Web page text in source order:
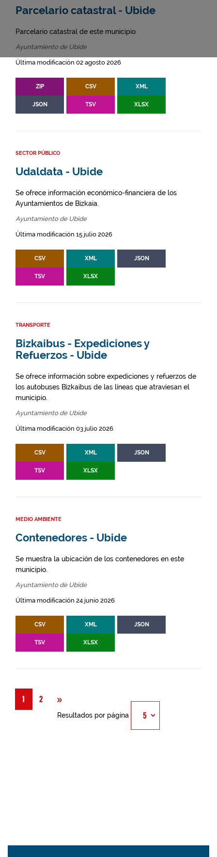
Parcelario catastral - Ubide
Parcelario catastral de este municipio.
Ayuntamiento de Ubide
Última modificación 02 agosto 2026
ZIP CSV XML
JSON TSV XLSX
SECTOR PÚBLICO
Udaldata - Ubide
Se ofrece información económico-financiera de los
Ayuntamientos de Bizkaia.
Ayuntamiento de Ubide
Última modificación 15 julio 2026
CSV XML JSON
TSV XLSX
TRANSPORTE
Bizkaibus - Expediciones y
Refuerzos - Ubide
Se ofrece información sobre expediciones y refuerzos de
los autobuses Bizkaibus de las líneas que atraviesan el
municipio.
Ayuntamiento de Ubide
Última modificación 03 julio 2026
CSV XML JSON
TSV XLSX
MEDIO AMBIENTE
Contenedores - Ubide
Se muestra la ubicación de los contenedores en este
municipio.
Ayuntamiento de Ubide
Última modificación 24 junio 2026
CSV XML JSON
TSV XLSX
1 2 »
Resultados por página